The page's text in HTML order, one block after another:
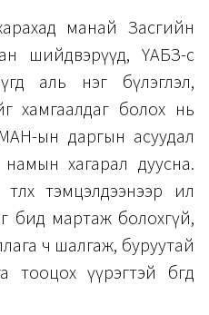
манай Засгийн
шийдвэрүүд, ҮАБЗ-өөс
аль нэг бүлэглэл,
хамгаалдаг болох нь
ын даргын асуудал
хагарал дуусна.
тэмцэлдээнээр ил
бид мартаж болохгүй,
ч шалгаж, буруутай
тооцох үүрэгтэй бөгөөд